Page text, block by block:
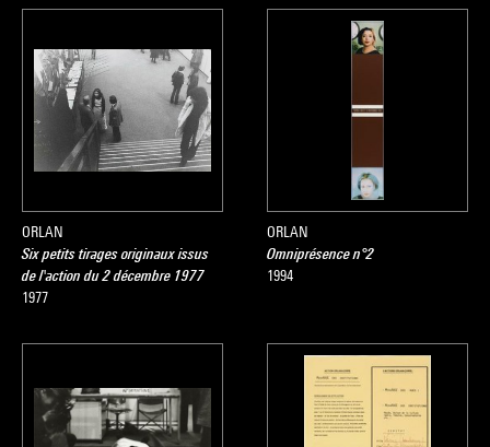
ORLAN
Six petits tirages originaux issus
de l'action du 2 décembre 1977
1977
ORLAN
Omniprésence n°2
1994